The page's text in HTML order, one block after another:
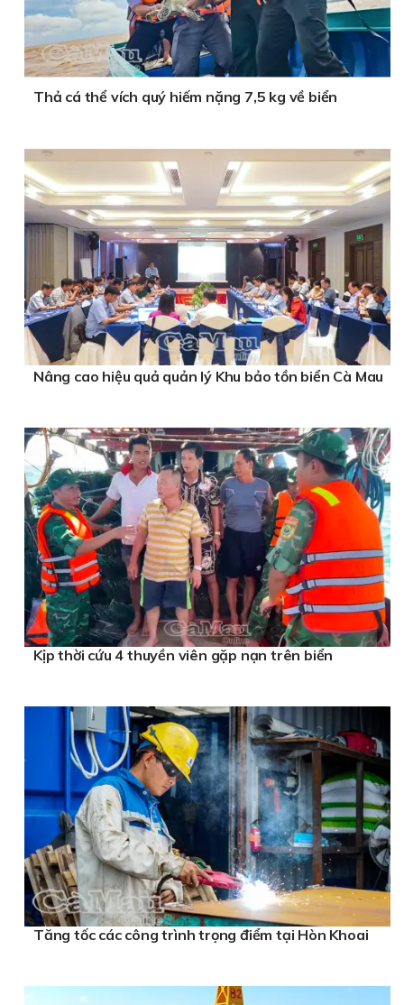
Thả cá thể vích quý hiếm nặng 7,5 kg về biển
Nâng cao hiệu quả quản lý Khu bảo tồn biển Cà Mau
Kịp thời cứu 4 thuyền viên gặp nạn trên biển
Tăng tốc các công trình trọng điểm tại Hòn Khoai